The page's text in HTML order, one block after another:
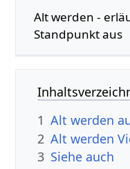
Alt
Standpunkt aus
1 Alt werden
2
Alt
3 Siehe auch